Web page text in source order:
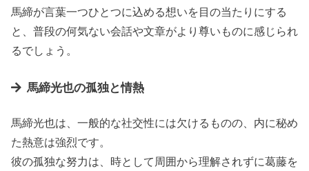
馬締が言葉一つひとつに込める想いを目の当たりにする
と、普段の何気ない会話や文章がより尊いものに感じられ
るでしょう。
馬締光也の孤独と情熱
馬締光也は、一般的な社交性には欠けるものの、内に秘め
た熱意は強烈です。
彼の孤独な努力は、時として周囲から理解されずに葛藤を